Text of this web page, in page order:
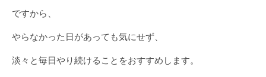
ですから、
やらなかった日があっても気にせず、
淡々と毎日やり続けることをおすすめします。